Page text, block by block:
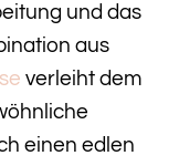
und das
aus
verleiht dem
einen edlen